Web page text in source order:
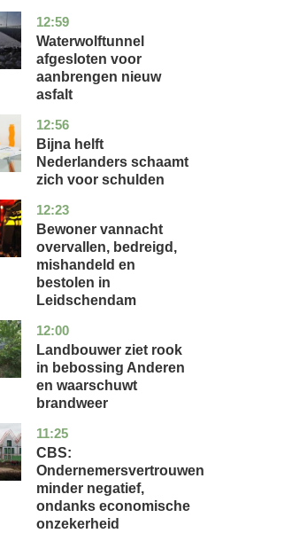
12:59
noord-
holland
nieuws
Waterwolftunnel
afgesloten voor
aanbrengen nieuw
asfalt
12:56
noord-
holland
economie
Bijna helft
Nederlanders schaamt
zich voor schulden
12:23
zuid-
holland
nieuws
Bewoner vannacht
overvallen, bedreigd,
mishandeld en
bestolen in
Leidschendam
12:00
drenthe
nieuws
Landbouwer ziet rook
in bebossing Anderen
en waarschuwt
brandweer
11:25
zuid-
holland
economie
CBS:
Ondernemersvertrouwen
minder negatief,
ondanks economische
onzekerheid